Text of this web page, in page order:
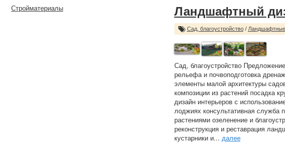
Стройматериалы
Ландшафтный
Сад, благоустройство/
Сад, благоустройство
рельефа и почвоподготовка
элементы малой архитектуры
композиции из растений посадка
дизайн интерьеров с
лоджиях консультативная служба
растениями озеленение и
реконструкция и реставрация
кустарники и... далее